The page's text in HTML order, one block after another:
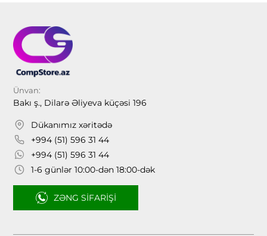
Ünvan:
Bakı ş., Dilarə Əliyeva küçəsi 196
Dükanımız xəritədə
+994 (51) 596 31 44
+994 (51) 596 31 44
1-6 günlər 10:00-dən 18:00-dək
ZƏNG SIFARIŞI